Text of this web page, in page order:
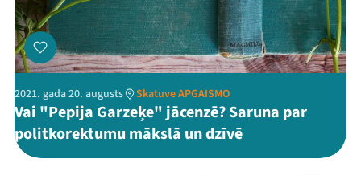
2021. gada 20. augusts Skatuve APGAISMO
Vai "Pepija Garzeķe" jācenzē? Saruna par
politkorektumu mākslā un dzīvē